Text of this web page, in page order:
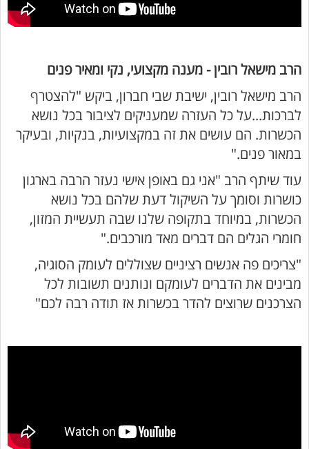
הרב מישאל רובין - מענה מקצועי, נקי ומאיר פנים
הרב מישאל רובין, ישיבת שבי חברון, ביקש "להצטרף
לברכות...על כל העזרה שמעניקים לציבור בכל נושא
הכשרות. הם עושים את זה במקצועיות, בנקיות, ובעיקר
במאור פנים."
עוד שיתף הרב "אני גם באופן אישי נעזר הרבה בארגון
כושרות וסומך על השיקול דעת שלהם בכל נושא
הכשרות, במיוחד בתקופה שלנו שבה תעשיית המזון,
חומרי הגלים הם דברים מאד מורכבים."
"צריכים פה אנשים רציניים שצוללים לעומק הסוגיה,
מבינים את הדברים לעומקם ונותנים תשובות לכל
הצרכנים שרוצים להדר בכשרות אז תודה רבה לכם"